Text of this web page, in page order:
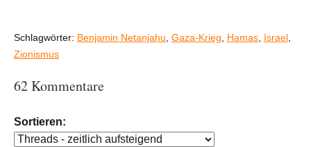
Schlagwörter: Benjamin Netanjahu, Gaza-Krieg, Hamas, Israel,
Zionismus
62 Kommentare
Sortieren: